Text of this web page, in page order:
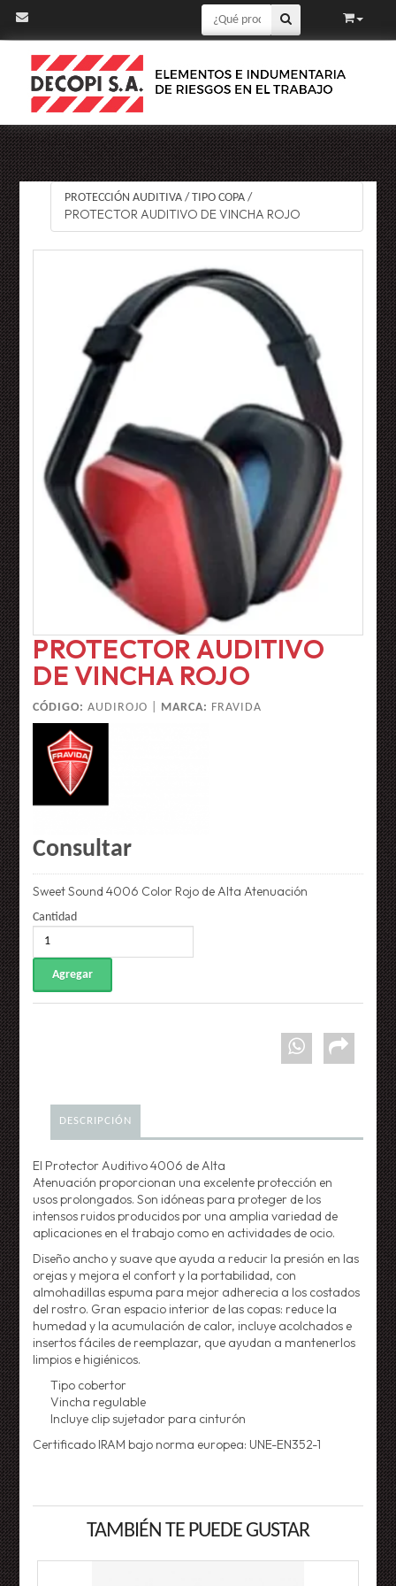
PROTECCIÓN AUDITIVA /TIPO COPA /
PROTECTOR AUDITIVO DE VINCHA ROJO
PROTECTOR AUDITIVO
DE VINCHA ROJO
CÓDIGO: AUDIROJO | MARCA: FRAVIDA
Consultar
Sweet Sound 4006 Color Rojo de Alta Atenuación
Cantidad
DESCRIPCIÓN
El Protector Auditivo 4006 deAlta
Atenuación proporcionan una excelente protección en
usos prolongados. Son idóneas para proteger de los
intensos ruidos producidos por una amplia variedad de
aplicaciones en el trabajo como en actividades de ocio.
Diseño ancho y suave que ayuda a reducir la presión en las
orejas y mejora el confort y la portabilidad, con
almohadillas espuma para mejor adherecia a los costados
del rostro. Gran espacio interior de las copas: reduce la
humedad y la acumulación de calor, incluye acolchados e
insertos fáciles de reemplazar, que ayudan a mantenerlos
limpios e higiénicos.
Tipo cobertor
Vincha regulable
Incluye clip sujetador para cinturón
Certificado IRAM bajo norma europea: UNE-EN352-1
TAMBIÉN TE PUEDE GUSTAR